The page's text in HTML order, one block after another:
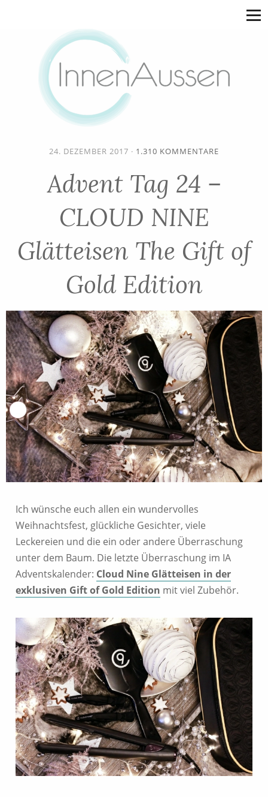
24. DEZEMBER 2017 · 1.310 KOMMENTARE
Advent Tag 24 –
CLOUD NINE
Glätteisen The Gift of
Gold Edition
Ich wünsche euch allen ein wundervolles
Weihnachtsfest, glückliche Gesichter, viele
Leckereien und die ein oder andere Überraschung
unter dem Baum. Die letzte Überraschung im IA
Adventskalender: Cloud Nine Glätteisen in der
exklusiven Gift of Gold Edition mit viel Zubehör.